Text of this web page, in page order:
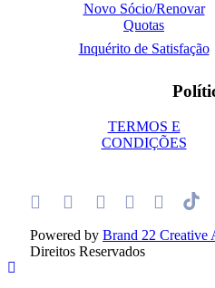
Novo Sócio/Renovar
Quotas
Inquérito de Satisfação
TERMOS E
CONDIÇÕES
Powered by Brand 22 Creative
Direitos Reservados